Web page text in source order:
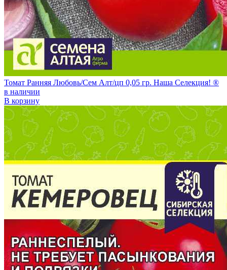
Томат Ранняя Любовь/Сем Алт/цп 0,05 гр. Наша Селекция! ®
в наличии
В корзину